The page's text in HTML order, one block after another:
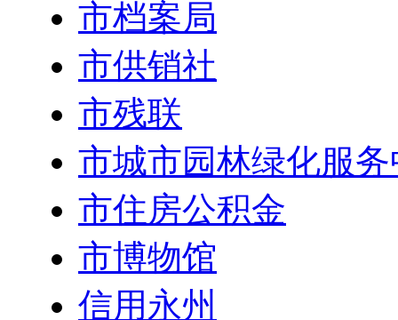
市档案局
市供销社
市残联
市城市园林绿化服
市住房公积金
市博物馆
信用永州